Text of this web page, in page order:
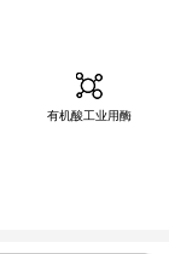
有机酸工业用酶